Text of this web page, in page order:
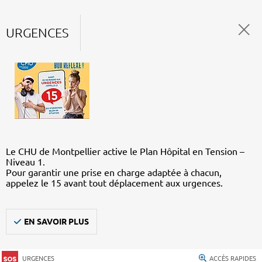
URGENCES
Le CHU de Montpellier active le Plan Hôpital en Tension –
Niveau 1.
Pour garantir une prise en charge adaptée à chacun,
appelez le 15 avant tout déplacement aux urgences.
EN SAVOIR PLUS
URGENCES ACCÈS RAPIDES